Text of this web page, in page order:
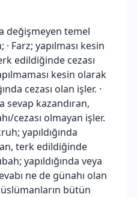
değişmeyen temel
Farz; yapılması kesin
edildiğinde cezası
kesin olarak
cezası olan işler. ·
sevap kazandıran,
cezası olmayan işler.
yapıldığında
terk edildiğinde
yapıldığında veya
ne de günahı olan
bütün